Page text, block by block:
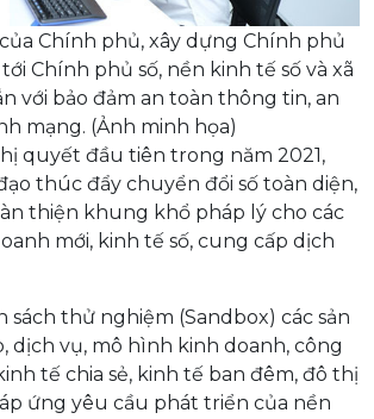
Chính phủ, xây dựng Chính phủ
Chính phủ số, nền kinh tế số và xã
với bảo đảm an toàn thông tin, an
mạng. (Ảnh minh họa)
quyết đầu tiên trong năm 2021,
thúc đẩy chuyển đổi số toàn diện,
thiện khung khổ pháp lý cho các
mới, kinh tế số, cung cấp dịch
sách thử nghiệm (Sandbox) các sản
dịch vụ, mô hình kinh doanh, công
tế chia sẻ, kinh tế ban đêm, đô thị
ứng yêu cầu phát triển của nền